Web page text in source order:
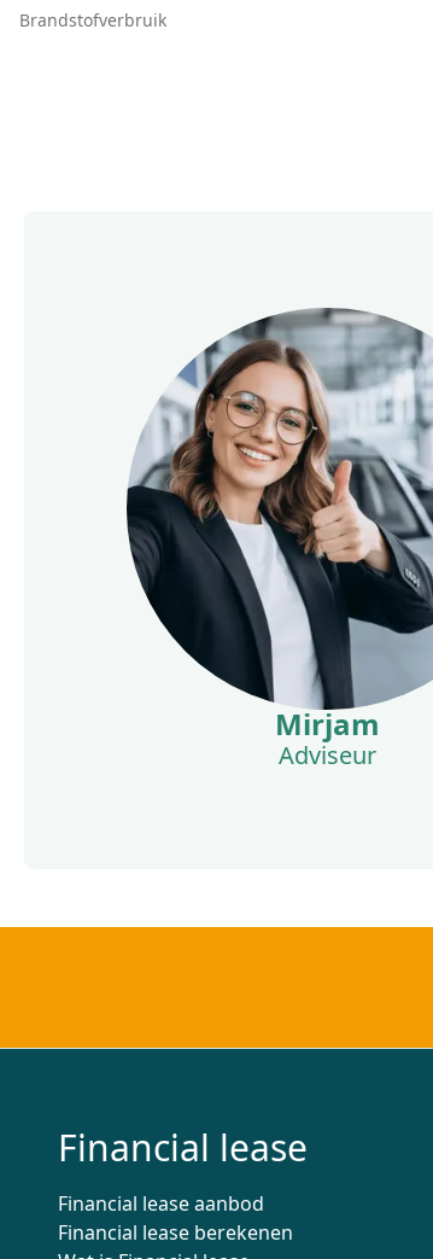
Brandstofverbruik
Mirjam
Adviseur
Financial lease
Financial lease aanbod
Financial lease berekenen